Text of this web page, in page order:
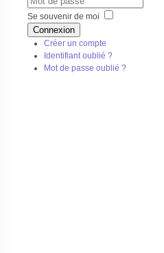
Se souvenir de moi
Connexion
Créer un compte
Identifiant oublié ?
Mot de passe oublié ?